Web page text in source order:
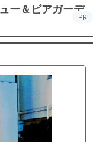
ー＆ビアガーデ
PR